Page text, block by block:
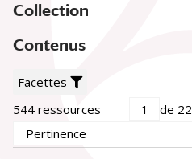
Collection
Contenus
Facettes
544 ressources
de 22